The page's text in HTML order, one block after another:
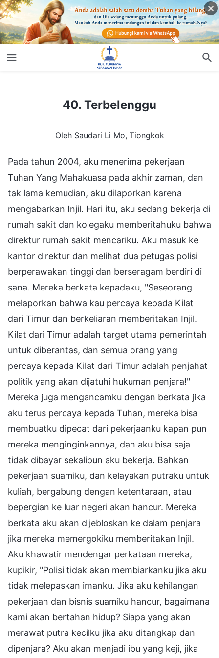
40. Terbelenggu
Oleh Saudari Li Mo, Tiongkok
Pada tahun 2004, aku menerima pekerjaan
Tuhan Yang Mahakuasa pada akhir zaman, dan
tak lama kemudian, aku dilaporkan karena
mengabarkan Injil. Hari itu, aku sedang bekerja di
rumah sakit dan kolegaku memberitahuku bahwa
direktur rumah sakit mencariku. Aku masuk ke
kantor direktur dan melihat dua petugas polisi
berperawakan tinggi dan berseragam berdiri di
sana. Mereka berkata kepadaku, "Seseorang
melaporkan bahwa kau percaya kepada Kilat
dari Timur dan berkeliaran memberitakan Injil.
Kilat dari Timur adalah target utama pemerintah
untuk diberantas, dan semua orang yang
percaya kepada Kilat dari Timur adalah penjahat
politik yang akan dijatuhi hukuman penjara!"
Mereka juga mengancamku dengan berkata jika
aku terus percaya kepada Tuhan, mereka bisa
membuatku dipecat dari pekerjaanku kapan pun
mereka menginginkannya, dan aku bisa saja
tidak dibayar sekalipun aku bekerja. Bahkan
pekerjaan suamiku, dan kelayakan putraku untuk
kuliah, bergabung dengan ketentaraan, atau
bepergian ke luar negeri akan hancur. Mereka
berkata aku akan dijebloskan ke dalam penjara
jika mereka memergokiku memberitakan Injil.
Aku khawatir mendengar perkataan mereka,
kupikir, "Polisi tidak akan membiarkanku jika aku
tidak melepaskan imanku. Jika aku kehilangan
pekerjaan dan bisnis suamiku hancur, bagaimana
kami akan bertahan hidup? Siapa yang akan
merawat putra kecilku jika aku ditangkap dan
dipenjara? Aku akan menjadi ibu yang keji, jika